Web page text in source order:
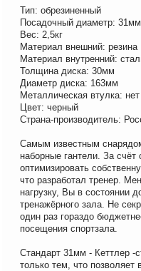
Тип: обрезиненный
Посадочный диаметр: 31мм
Вес: 2,5кг
Материал внешний: резина
Материал внутренний:
Толщина диска: 30мм
Диаметр диска: 163мм
Металлическая втулка: нет
Цвет: черный
Страна-производитель:
Самым известным
наборные гантели. За
оптимизировать
что разработал тренер.
нагрузку, Вы в состоянии
тренажёрного зала. Не
один раз гораздо
посещения спортзала.
Стандарт 31мм - Кеттлер -
только тем, что позволяет